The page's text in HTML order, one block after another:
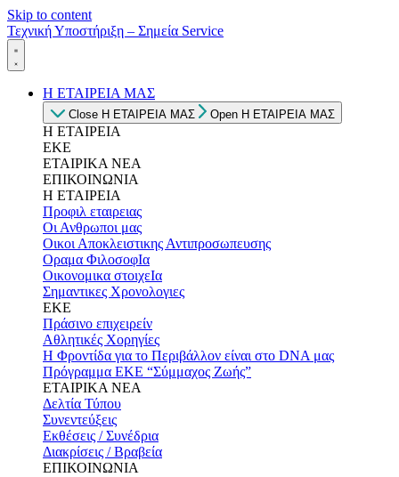
Skip to content
Τεχνική Υποστήριξη – Σημεία Service
Η ΕΤΑΙΡΕΙΑ ΜΑΣ
Close Η ΕΤΑΙΡΕΙΑ ΜΑΣ Open Η ΕΤΑΙΡΕΙΑ ΜΑΣ
Η ΕΤΑΙΡΕΙΑ
ΕΚΕ
ΕΤΑΙΡΙΚΑ ΝΕΑ
ΕΠΙΚΟΙΝΩΝΙΑ
Η ΕΤΑΙΡΕΙΑ
Προφιλ εταιρειας
Οι Ανθρωποι μας
Οικοι Αποκλειστικης Αντιπροσωπευσης
Οραμα ΦιλοσοφΙα
Οικονομικα στοιχεΙα
Σημαντικες Χρονολογιες
ΕΚΕ
Πράσινο επιχειρείν
Αθλητικές Χορηγίες
Η Φροντίδα για το Περιβάλλον είναι στο DNA μας
Πρόγραμμα ΕΚΕ “Σύμμαχος Ζωής”
ΕΤΑΙΡΙΚΑ ΝΕΑ
Δελτία Τύπου
Συνεντεύξεις
Εκθέσεις / Συνέδρια
Διακρίσεις / Βραβεία
ΕΠΙΚΟΙΝΩΝΙΑ